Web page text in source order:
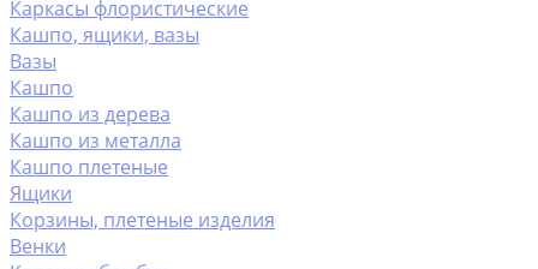
Каркасы флористические
Кашпо, ящики, вазы
Вазы
Кашпо
Кашпо из дерева
Кашпо из металла
Кашпо плетеные
Ящики
Корзины, плетеные изделия
Венки